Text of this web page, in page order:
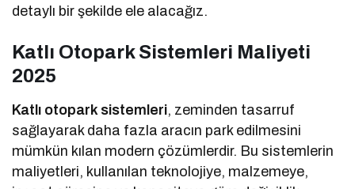
detaylı bir şekilde ele alacağız.
Katlı Otopark Sistemleri Maliyeti
2025
Katlı otopark sistemleri, zeminden tasarruf
sağlayarak daha fazla aracın park edilmesini
mümkün kılan modern çözümlerdir. Bu sistemlerin
maliyetleri, kullanılan teknolojiye, malzemeye,